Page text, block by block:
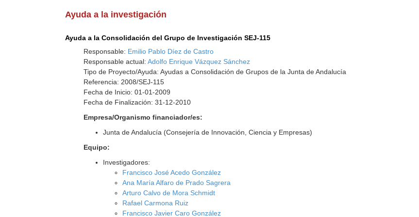
Ayuda a la investigación
Ayuda a la Consolidación del Grupo de Investigación SEJ-115
Responsable: Emilio Pablo Díez de Castro
Responsable actual:Adolfo Enrique Vázquez Sánchez
Tipo de Proyecto/Ayuda: Ayudas a Consolidación de Grupos de la Junta de Andalucía
Referencia: 2008/SEJ-115
Fecha de Inicio: 01-01-2009
Fecha de Finalización: 31-12-2010
Empresa/Organismo financiador/es:
Junta de Andalucía (Consejería de Innovación, Ciencia y Empresas)
Equipo:
Investigadores:
Francisco José Acedo González
Ana María Alfaro de Prado Sagrera
Arturo Calvo de Mora Schmidt
Rafael Carmona Ruiz
Francisco Javier Caro González